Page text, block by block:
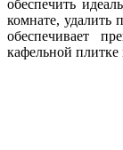
обеспечить
комнате,
обеспечивает
кафельной плитке